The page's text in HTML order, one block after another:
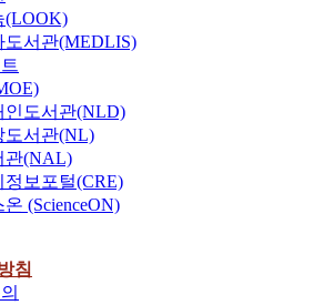
(LOOK)
도서관(MEDLIS)
인도서관(NLD)
도서관(NL)
관(NAL)
정보포털(CRE)
(ScienceON)
침